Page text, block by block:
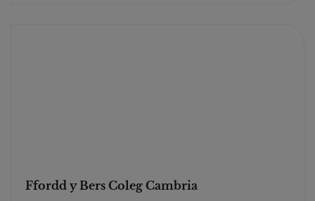
Ffordd y Bers Coleg Cambria